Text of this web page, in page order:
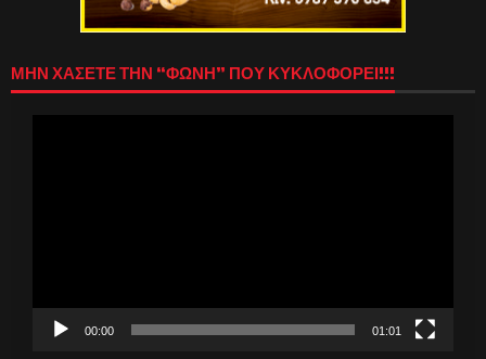
ΜΗΝ ΧΑΣΕΤΕ ΤΗΝ “ΦΩΝΗ” ΠΟΥ ΚΥΚΛΟΦΟΡΕΙ!!!
00:00 01:01